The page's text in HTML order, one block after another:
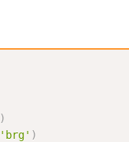
)
'brg' )